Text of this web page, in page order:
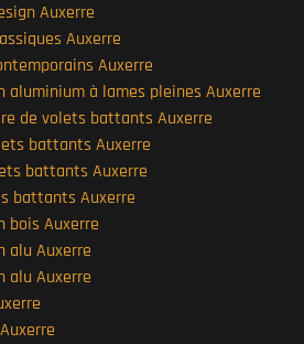
Auxerre
Auxerre
Auxerre
à lames pleines Auxerre
de volets battants Auxerre
battants Auxerre
battants Auxerre
battants Auxerre
bois Auxerre
alu Auxerre
alu Auxerre